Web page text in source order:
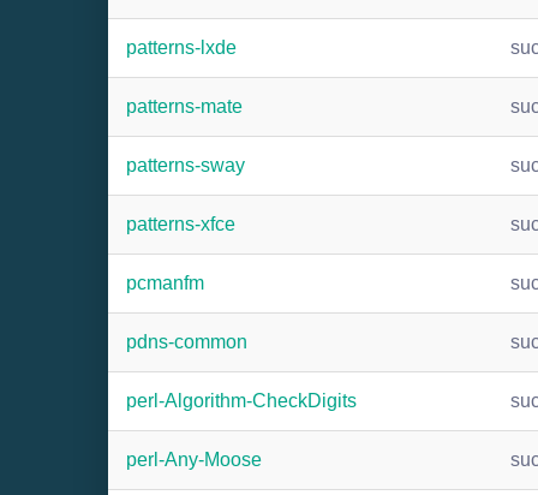
patterns-lxde
patterns-mate
patterns-sway
patterns-xfce
pcmanfm
pdns-common
perl-Algorithm-CheckDigits
perl-Any-Moose